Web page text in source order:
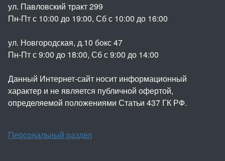
ул. Павловский тракт 299
Пн-Пт с 10:00 до 19:00, Сб с 10:00 до 16:00
ул. Новгородская, д.10 бокс 47
Пн-Пт с 9:00 до 18:00, Сб с 9:00 до 14:00
Данный Интернет-сайт носит информационный
характер и не является публичной офертой,
определяемой положениями Статьи 437 ГК РФ.
Персональный раздел